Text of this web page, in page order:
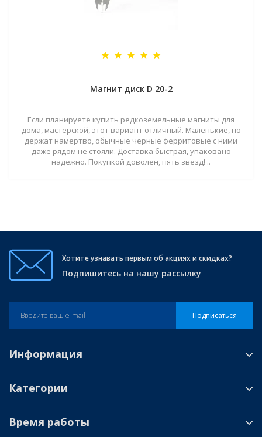
Магнит диск D 20-2
Если планируете купить редкоземельные магниты для
дома, мастерской, этот вариант отличный. Маленькие, но
держат намертво, обычные черные ферритовые с ними
даже рядом не стояли. Доставка быстрая, упаковано
надежно. Покупкой доволен, пять звезд! ..
Хотите узнавать первым об акциях и скидках?
Подпишитесь на нашу рассылку
Подписаться
Информация
Категории
Время работы